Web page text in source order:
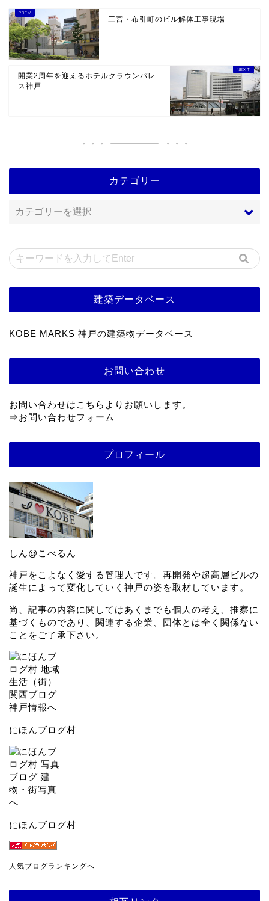
三宮・布引町のビル解体工事現場
開業2周年を迎えるホテルクラウンパレ
ス神戸
カテゴリー
建築データベース
KOBE MARKS 神戸の建築物データベース
お問い合わせ
お問い合わせはこちらよりお願いします。
⇒お問い合わせフォーム
プロフィール
しん@こべるん
神戸をこよなく愛する管理人です。再開発や超高層ビルの
誕生によって変化していく神戸の姿を取材しています。
尚、記事の内容に関してはあくまでも個人の考え、推察に
基づくものであり、関連する企業、団体とは全く関係ない
ことをご了承下さい。
にほんブログ村
にほんブログ村
人気ブログランキングへ